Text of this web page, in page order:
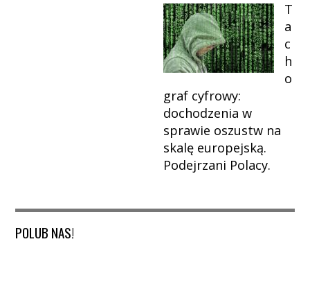
T
a
c
h
o
graf cyfrowy:
dochodzenia w
sprawie oszustw na
skalę europejską.
Podejrzani Polacy.
POLUB NAS!